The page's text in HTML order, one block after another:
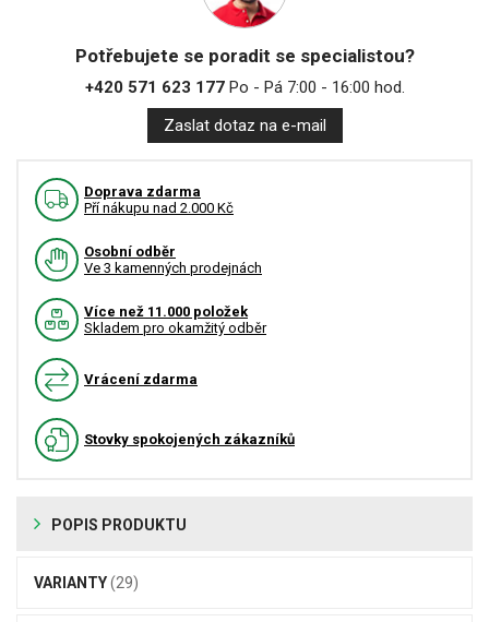
Potřebujete se poradit se specialistou?
+420 571 623 177Po - Pá 7:00 - 16:00 hod.
Zaslat dotaz na e-mail
Doprava zdarma
Pří nákupu nad 2.000 Kč
Osobní odběr
Ve 3 kamenných prodejnách
Více než 11.000 položek
Skladem pro okamžitý odběr
Vrácení zdarma
Stovky spokojených zákazníků
POPIS PRODUKTU
VARIANTY(29)